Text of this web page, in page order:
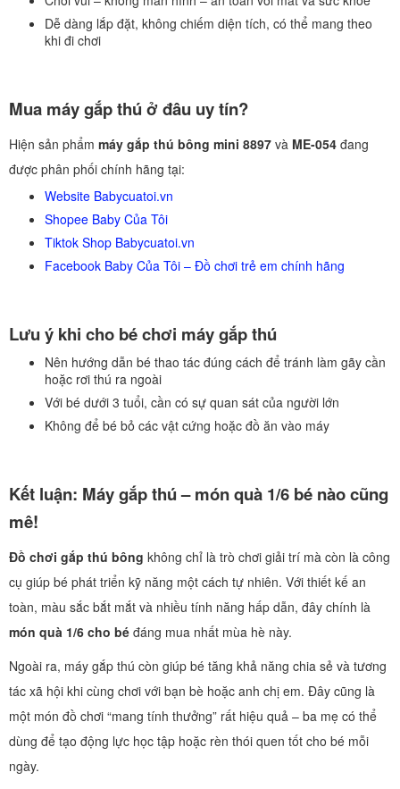
Dễ dàng lắp đặt, không chiếm diện tích, có thể mang theo
khi đi chơi
Mua máy gắp thú ở đâu uy tín?
Hiện sản phẩm máy gắp thú bông mini 8897 và ME-054 đang
được phân phối chính hãng tại:
Website Babycuatoi.vn
Shopee Baby Của Tôi
Tiktok Shop Babycuatoi.vn
Facebook Baby Của Tôi – Đồ chơi trẻ em chính hãng
Lưu ý khi cho bé chơi máy gắp thú
Nên hướng dẫn bé thao tác đúng cách để tránh làm gãy cần
hoặc rơi thú ra ngoài
Với bé dưới 3 tuổi, cần có sự quan sát của người lớn
Không để bé bỏ các vật cứng hoặc đồ ăn vào máy
Kết luận: Máy gắp thú – món quà 1/6 bé nào cũng
mê!
Đồ chơi gắp thú bông không chỉ là trò chơi giải trí mà còn là công
cụ giúp bé phát triển kỹ năng một cách tự nhiên. Với thiết kế an
toàn, màu sắc bắt mắt và nhiều tính năng hấp dẫn, đây chính là
món quà 1/6 cho bé đáng mua nhất mùa hè này.
Ngoài ra, máy gắp thú còn giúp bé tăng khả năng chia sẻ và tương
tác xã hội khi cùng chơi với bạn bè hoặc anh chị em. Đây cũng là
một món đồ chơi “mang tính thưởng” rất hiệu quả – ba mẹ có thể
dùng để tạo động lực học tập hoặc rèn thói quen tốt cho bé mỗi
ngày.